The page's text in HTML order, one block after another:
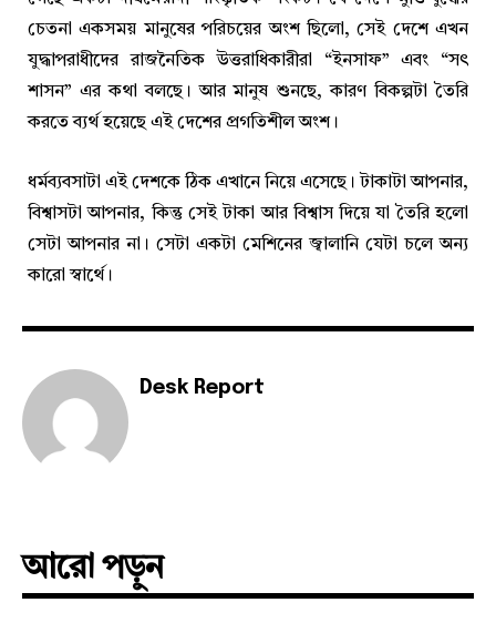
চেতনা একসময় মানুষের পরিচয়ের অংশ ছিলো, সেই দেশে এখন
যুদ্ধাপরাধীদের রাজনৈতিক উত্তরাধিকারীরা “ইনসাফ” এবং “সৎ
শাসন” এর কথা বলছে। আর মানুষ শুনছে, কারণ বিকল্পটা তৈরি
করতে ব্যর্থ হয়েছে এই দেশের প্রগতিশীল অংশ।
ধর্মব্যবসাটা এই দেশকে ঠিক এখানে নিয়ে এসেছে। টাকাটা আপনার,
বিশ্বাসটা আপনার, কিন্তু সেই টাকা আর বিশ্বাস দিয়ে যা তৈরি হলো
সেটা আপনার না। সেটা একটা মেশিনের জ্বালানি যেটা চলে অন্য
কারো স্বার্থে।
Desk Report
আরো পড়ুন